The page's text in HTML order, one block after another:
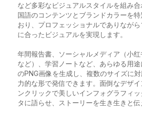
など多彩なビジュアルスタイルを組み
国語のコンテンツとブランドカラーを
おり、プロフェッショナルでありなが
に合ったビジュアルを実現します。
年間報告書、ソーシャルメディア（小
など）、学習ノートなど、あらゆる用
のPNG画像を生成し、複数のサイズに
力的な形で発信できます。面倒なデザ
ンクリックで美しいインフォグラフィ
タに語らせ、ストーリーを生き生きと伝